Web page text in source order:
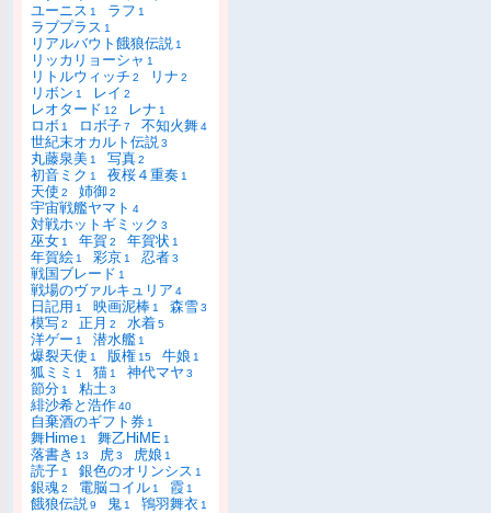
ユーニス 1 ラフ 1
ラブプラス 1
リアルバウト餓狼伝説 1
リッカリョーシャ 1
リトルウィッチ 2 リナ 2
リボン 1 レイ 2
レオタード 12 レナ 1
ロボ 1 ロボ子7 不知火舞4
世紀末オカルト伝説3
丸藤泉美 1 写真2
初音ミク 1 夜桜４重奏 1
天使 2 姉御2
宇宙戦艦ヤマト 4
対戦ホットギミック 3
巫女 1 年賀2 年賀状 1
年賀絵 1 彩京 1 忍者3
戦国ブレード 1
戦場のヴァルキュリア 4
日記用 1 映画泥棒 1 森雪3
模写2 正月 2 水着5
洋ゲー 1 潜水艦 1
爆裂天使 1 版権 15 牛娘 1
狐ミミ 1 猫 1 神代マヤ 3
節分 1 粘土3
緋沙希と浩作40
自棄酒のギフト券 1
舞Hime 1 舞乙HiME 1
落書き 13 虎3 虎娘 1
読子 1 銀色のオリンシス 1
銀魂2 電脳コイル 1 霞 1
餓狼伝説9 鬼 1 鴇羽舞衣 1